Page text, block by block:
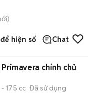
hiện số Chat
chính chủ
- 175 cc Đã sử dụng